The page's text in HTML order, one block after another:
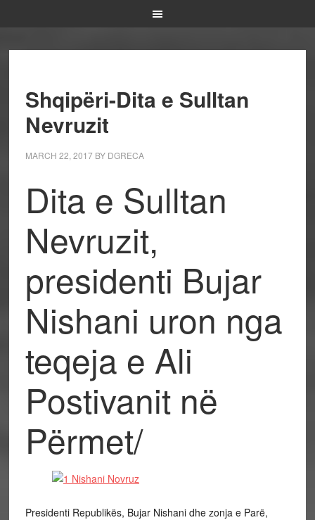
Shqipëri-Dita e Sulltan
Nevruzit
MARCH 22, 2017BY DGRECA
Dita e Sulltan
Nevruzit,
presidenti Bujar
Nishani uron nga
teqeja e Ali
Postivanit në
Përmet/
Presidenti Republikës, Bujar Nishani dhe zonja e Parë,